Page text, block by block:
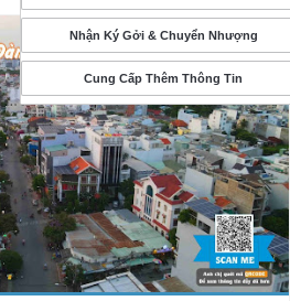
Nhận Ký Gởi & Chuyển Nhượng
Cung Cấp Thêm Thông Tin